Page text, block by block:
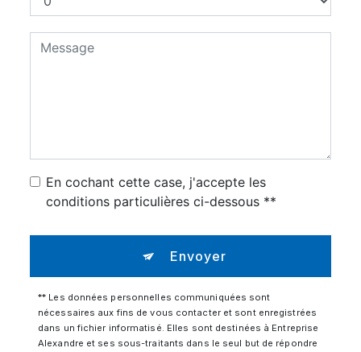
En cochant cette case, j'accepte les
conditions particulières ci-dessous **
Envoyer
** Les données personnelles communiquées sont
nécessaires aux fins de vous contacter et sont enregistrées
dans un fichier informatisé. Elles sont destinées à Entreprise
Alexandre et ses sous-traitants dans le seul but de répondre